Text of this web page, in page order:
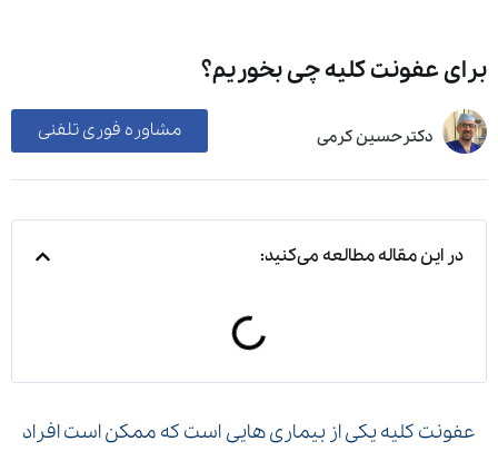
برای عفونت کلیه چی بخوریم؟
دکترحسین کرمی مشاوره فوری تلفنی
در این مقاله مطالعه می‌کنید:
عفونت کلیه یکی از بیماری هایی است که ممکن است افراد